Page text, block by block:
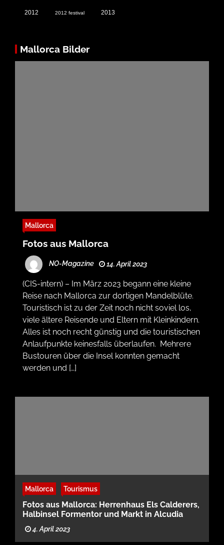
2012 2012 festival 2013
Mallorca Bilder
Mallorca
Fotos aus Mallorca
NO-Magazine 14. April 2023
(CIS-intern) – Im März 2023 begann eine kleine
Reise nach Mallorca zur dortigen Mandelblüte.
Touristisch ist zu der Zeit noch nicht soviel los,
viele ältere Reisende und Eltern mit Kleinkindern.
Alles ist noch recht günstig und die touristischen
Anlaufpunkte keinesfalls überlaufen. Mehrere
Bustouren über die Insel konnten gemacht
werden und […]
Mallorca Tourismus
Fotos aus Mallorca: Herrenhaus Els Calderers,
Halbinsel Formentor und Markt in Alcudia
4. April 2023